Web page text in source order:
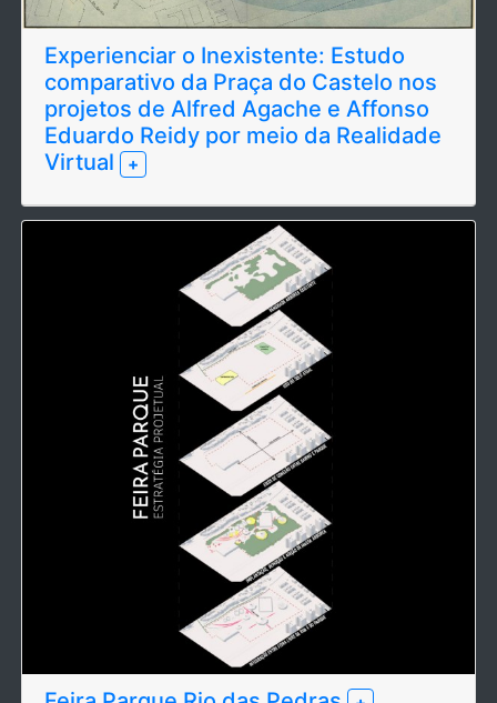
Experienciar o Inexistente: Estudo
comparativo da Praça do Castelo nos
projetos de Alfred Agache e Affonso
Eduardo Reidy por meio da Realidade
Virtual
+